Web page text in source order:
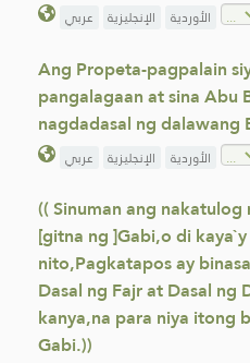
عربي الإنجليزية الأوردية
Ang Propeta-pagpalain
pangalagaan at sina Abu
nagdadasal ng dalawang
عربي الإنجليزية الأوردية
(( Sinuman ang
[gitna ng ]Gabi,o di
nito,Pagkatapos ay
Dasal ng Fajr at Dasal ng
kanya,na para niya itong
Gabi.))